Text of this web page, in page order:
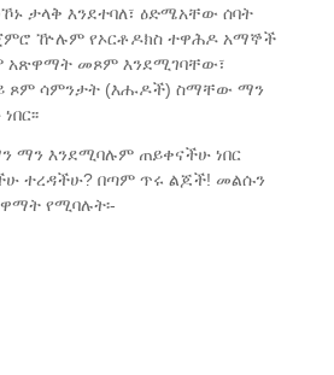
ታላቅ እንደተባለ፣ ዕድሜአቸው ሰባት
ዅሉም የኦርቶዶክስ ተዋሕዶ አማኞች
አጽዋማት መጾም እንደሚገባቸው፣
ጾም ሳምንታት (እሑዶች) ስማቸው ማን
ማን እንደሚባሉም ጠይቀናችሁ ነበር
ተረዳችሁ? በጣም ጥሩ ልጆች! መልሱን
የሚባሉት፡-